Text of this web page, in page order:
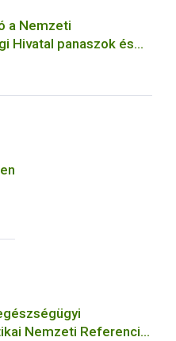
a Nemzeti
Hivatal panaszok és
Nemzeti Referencia